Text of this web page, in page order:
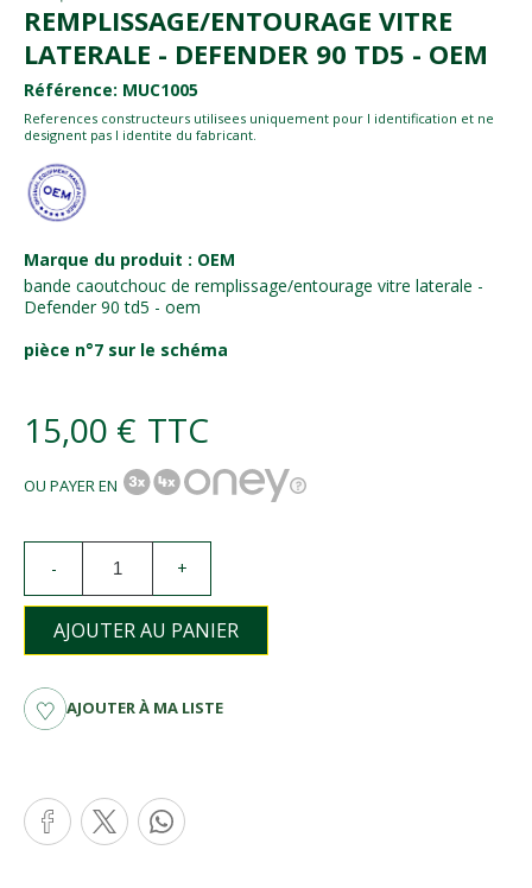
REMPLISSAGE/ENTOURAGE VITRE
LATERALE - DEFENDER 90 TD5 - OEM
Référence: MUC1005
References constructeurs utilisees uniquement pour l identification et ne
designent pas l identite du fabricant.
Marque du produit : OEM
bande caoutchouc de remplissage/entourage vitre laterale -
Defender 90 td5 - oem
pièce n°7 sur le schéma
15,00 € TTC
OU PAYER EN
- +
AJOUTER AU PANIER
AJOUTER À MA LISTE